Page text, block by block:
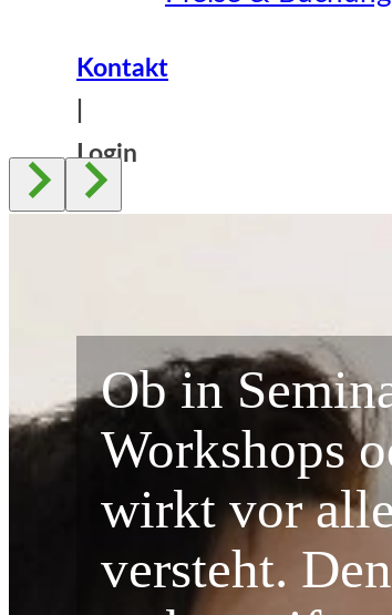
Kontakt
Login